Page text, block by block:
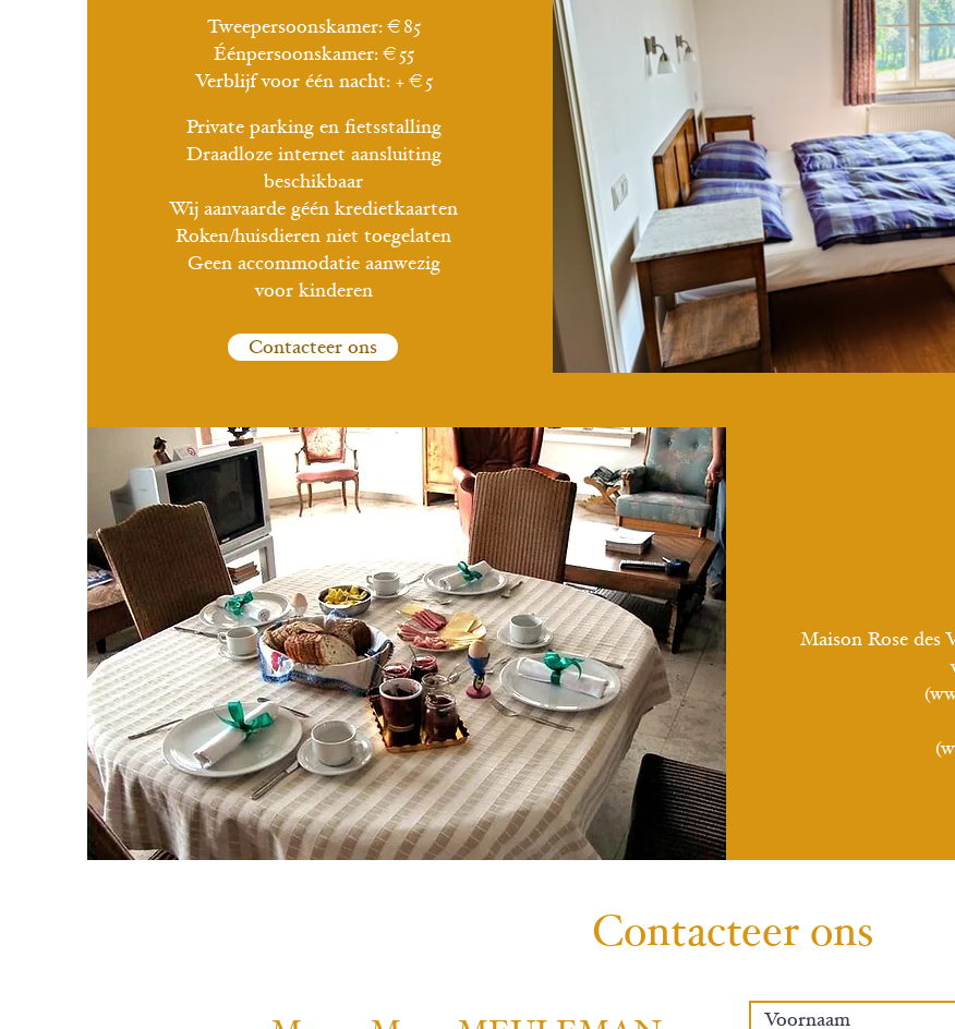
Tweepersoonskamer: €85
Éénpersoonskamer: €55
Verblijf voor één nacht: + €5
Private parking en fietsstalling
Draadloze internet aansluiting
beschikbaar
Wij aanvaarde géén kredietkaarten
Roken/huisdieren niet toegelaten
Geen accommodatie aanwezig
voor kinderen
Contacteer ons
Maison Rose des
(
Contacteer ons